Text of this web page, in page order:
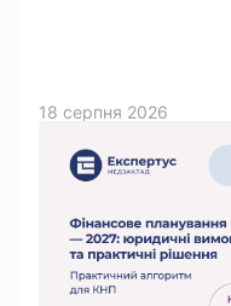
18 серпня 2026